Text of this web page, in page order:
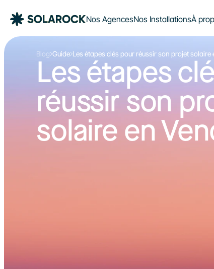
Nos AgencesNos InstallationsÀ
Blog Guide Les étapes clés pour réussir son projet solaire
Les étapes
réussir son
solaire en